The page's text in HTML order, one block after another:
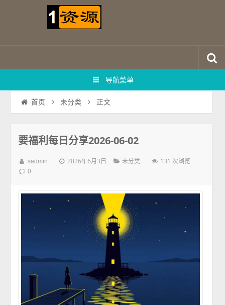
导航菜单
首页 未分类 正文
要福利每日分享2026-06-02
sadmin 2026年6月3日 未分类 131 次浏览
0